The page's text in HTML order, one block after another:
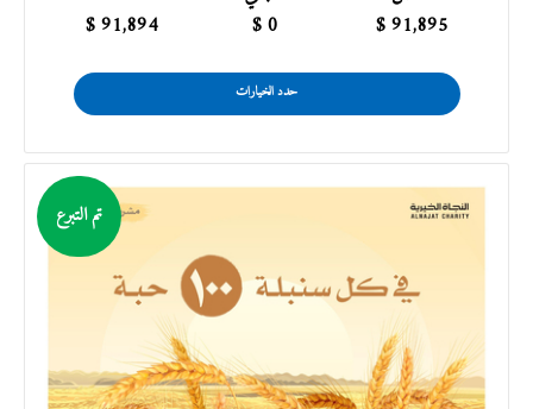
91,895
$
0
$
91,894
$
حدد الخيارات
تم التبرع